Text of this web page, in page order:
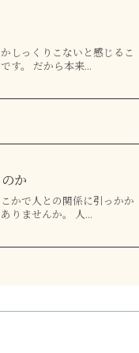
しっくりこないと感じるこ
す。 だから本来...
か
かで人との関係に引っかか
りませんか。 人...